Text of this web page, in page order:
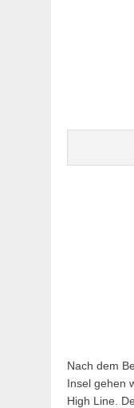
Nach dem
Insel gehen
High Line.